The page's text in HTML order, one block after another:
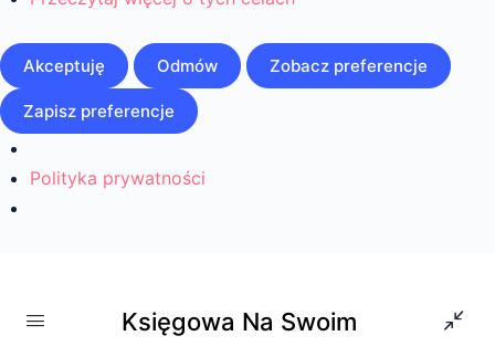
Akceptuję Odmów Zobacz preferencje
Zapisz preferencje
Polityka prywatności
Księgowa Na Swoim